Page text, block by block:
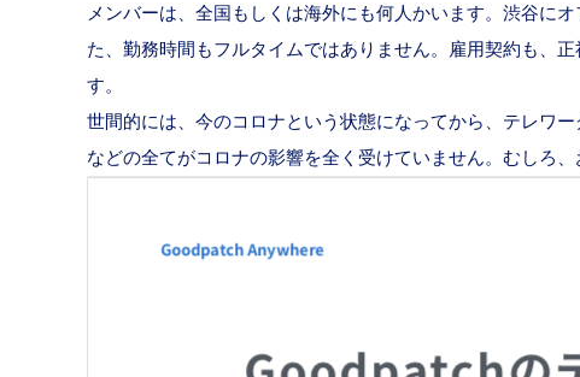
メンバーは、全国もしくは海外にも何人かいます。渋谷に
た、勤務時間もフルタイムではありません。雇用契約も、
す。
世間的には、今のコロナという状態になってから、テレワ
などの全てがコロナの影響を全く受けていません。むしろ